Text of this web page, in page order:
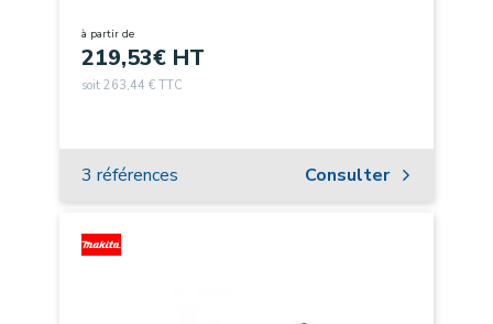
à partir de
219,53€ HT
soit 263,44 € TTC
3 références Consulter